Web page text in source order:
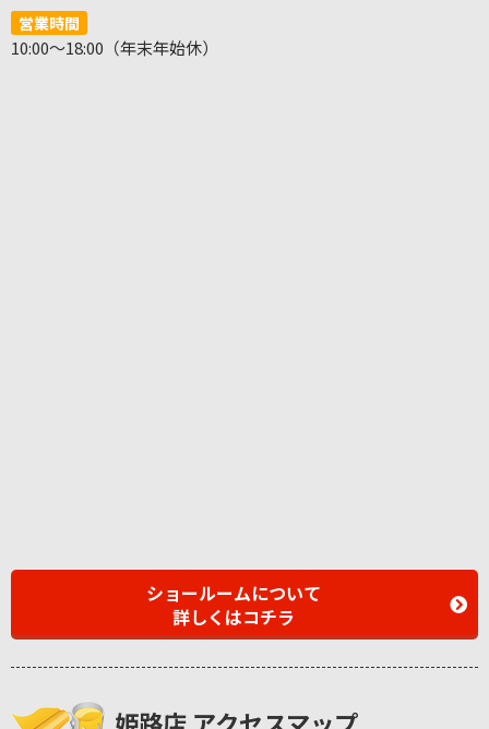
営業時間
10:00～18:00（年末年始休）
ショールームについて
詳しくはコチラ